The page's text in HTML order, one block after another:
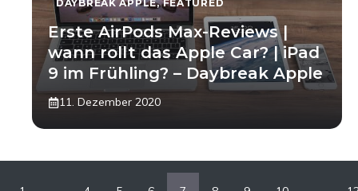
DAYBREAK APPLE,FEATURED
Erste AirPods Max-Reviews |
wann rollt das Apple Car? | iPad
9 im Frühling? – Daybreak Apple
11. Dezember 2020